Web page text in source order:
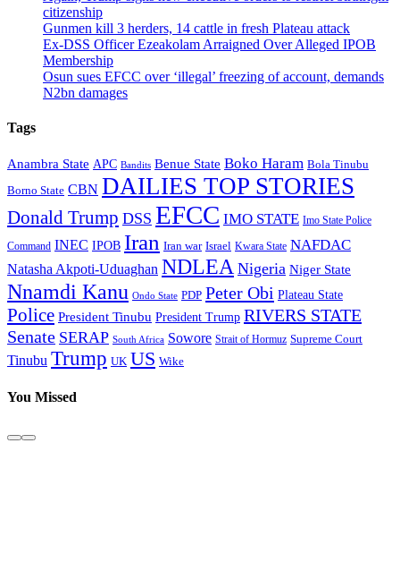
citizenship
Gunmen kill 3 herders, 14 cattle in fresh Plateau attack
Ex-DSS Officer Ezeakolam Arraigned Over Alleged IPOB
Membership
Osun sues EFCC over ‘illegal’ freezing of account, demands
N2bn damages
Tags
Anambra State APC Bandits Benue State Boko Haram Bola Tinubu
Borno State CBN DAILIES TOP STORIES
Donald Trump DSS EFCC IMO STATE Imo State Police
Command INEC IPOB Iran Iran war Israel Kwara State NAFDAC
Natasha Akpoti-Uduaghan NDLEA Nigeria Niger State
Nnamdi Kanu Ondo State PDP Peter Obi Plateau State
Police President Tinubu President Trump RIVERS STATE
Senate SERAP South Africa Sowore Strait of Hormuz Supreme Court
Tinubu Trump UK US Wike
You Missed